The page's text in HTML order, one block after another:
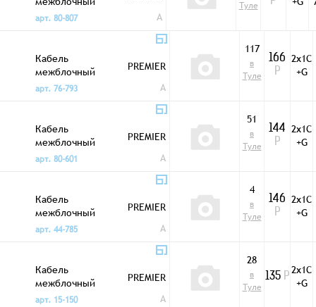
2/1C+1 3,7мм LCL-
арт. 80-807
A
Туле
Кабель
межблочный
2/1C+1 4мм LCL-23
PREMIER
арт. 76-793
A
117
в
Туле
166
Р
2х1C
+G
Кабель
межблочный
2/1C+1 4мм LCL-27
PREMIER
арт. 80-601
A
51
в
Туле
144
Р
2х1C
+G
Кабель
межблочный
2/1C+1 5мм LCL-10
PREMIER
арт. 44-785
A
4
в
Туле
146
Р
2х1C
+G
Кабель
межблочный
2/1C+1 5мм LCL-11
PREMIER
арт. 15-150
A
28
в
Туле
135 Р
2х1C
+G